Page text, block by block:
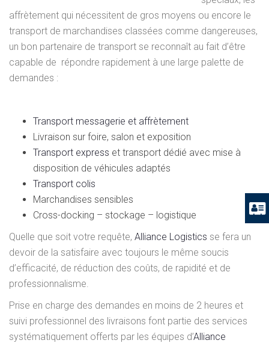
affrètement qui nécessitent de gros moyens ou encore le
transport de marchandises classées comme dangereuses,
un bon partenaire de transport se reconnaît au fait d’être
capable de répondre rapidement à une large palette de
demandes :
Transport messagerie et affrètement
Livraison sur foire, salon et exposition
Transport express et transport dédié avec mise à
disposition de véhicules adaptés
Transport colis
Marchandises sensibles
Cross-docking – stockage – logistique
Quelle que soit votre requête, Alliance Logistics se fera un
devoir de la satisfaire avec toujours le même soucis
d’efficacité, de réduction des coûts, de rapidité et de
professionnalisme.
Prise en charge des demandes en moins de 2 heures et
suivi professionnel des livraisons font partie des services
systématiquement offerts par les équipes d’Alliance